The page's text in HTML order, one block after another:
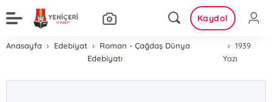
Kaydol
Anasayfa Edebiyat
Roman - Çağdaş Dünya
Edebiyatı
1939
Yazı